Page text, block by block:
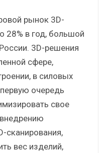
рынок 3D-
28% в год, большой
3D-решения
сфере,
в силовых
очередь
свое
сканирования,
вес изделий,